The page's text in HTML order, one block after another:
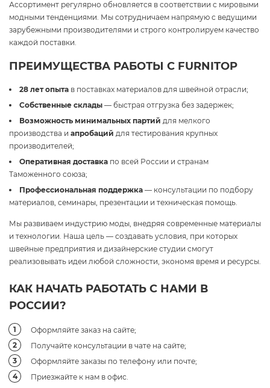
Ассортимент регулярно обновляется в соответствии с мировыми
модными тенденциями. Мы сотрудничаем напрямую с ведущими
зарубежными производителями и строго контролируем качество
каждой поставки.
ПРЕИМУЩЕСТВА РАБОТЫ С FURNITOP
28 лет опыта в поставках материалов для швейной отрасли;
Собственные склады — быстрая отгрузка без задержек;
Возможность минимальных партий для мелкого
производства и апробаций для тестирования крупных
производителей;
Оперативная доставка по всей России и странам
Таможенного союза;
Профессиональная поддержка — консультации по подбору
материалов, семинары, презентации и техническая помощь.
Мы развиваем индустрию моды, внедряя современные материалы
и технологии. Наша цель — создавать условия, при которых
швейные предприятия и дизайнерские студии смогут
реализовывать идеи любой сложности, экономя время и ресурсы.
КАК НАЧАТЬ РАБОТАТЬ С НАМИ В
РОССИИ?
Оформляйте заказ на сайте;
Получайте консультации в чате на сайте;
Оформляйте заказы по телефону или почте;
Приезжайте к нам в офис.